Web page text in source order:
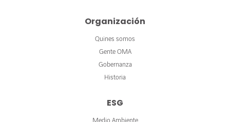
Organización
Quines somos
Gente OMA
Gobernanza
Historia
ESG